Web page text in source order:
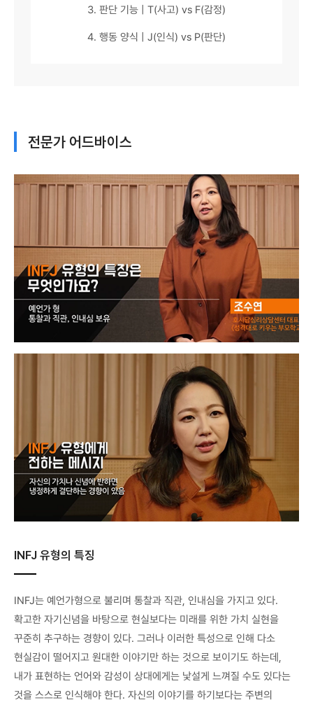
3. 판단 기능 | T(사고) vs F(감정)
4. 행동 양식 | J(인식) vs P(판단)
전문가 어드바이스
INFJ 유형의 특징
INFJ는 예언가형으로 불리며 통찰과 직관, 인내심을 가지고 있다.
확고한 자기신념을 바탕으로 현실보다는 미래를 위한 가치 실현을
꾸준히 추구하는 경향이 있다. 그러나 이러한 특성으로 인해 다소
현실감이 떨어지고 원대한 이야기만 하는 것으로 보이기도 하는데,
내가 표현하는 언어와 감성이 상대에게는 낯설게 느껴질 수도 있다는
것을 스스로 인식해야 한다. 자신의 이야기를 하기보다는 주변의